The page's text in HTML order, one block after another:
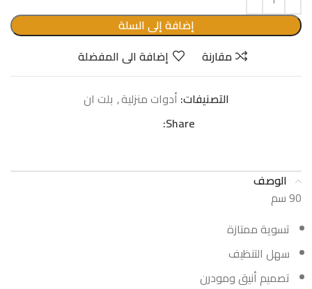
إضافة إلى السلة
مقارنة
إضافة الى المفضلة
التصنيفات: أدوات منزلية, بلت ان
Share:
الوصف
90 سم
تسوية ممتازة
سهل التنظيف
تصميم أنيق ومودرن